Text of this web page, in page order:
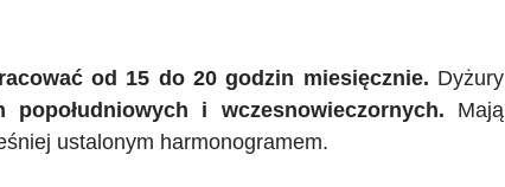
od 15 do 20 godzin miesięcznie. Dyżury
popołudniowych i wczesnowieczornych. Mają
ustalonym harmonogramem.